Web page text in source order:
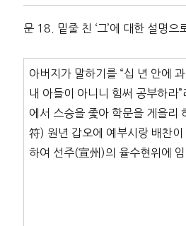
문 18. 밑줄 친 ‘그’에 대한 설명으
아버지가 말하기를 “십 년 안에
내 아들이 아니니 힘써 공부하라”
에서 스승을 좇아 학문을 게을리
符) 원년 갑오에 예부시랑 배찬이
하여 선주(宣州)의 율수현위에 임